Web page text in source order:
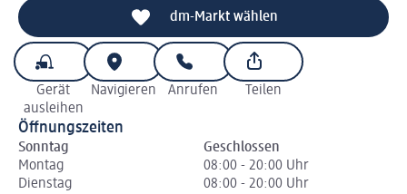
dm-Markt wählen
Gerät
ausleihen
Navigieren Anrufen Teilen
Öffnungszeiten
Sonntag
Geschlossen
Montag
08:00 - 20:00 Uhr
Dienstag
08:00 - 20:00 Uhr